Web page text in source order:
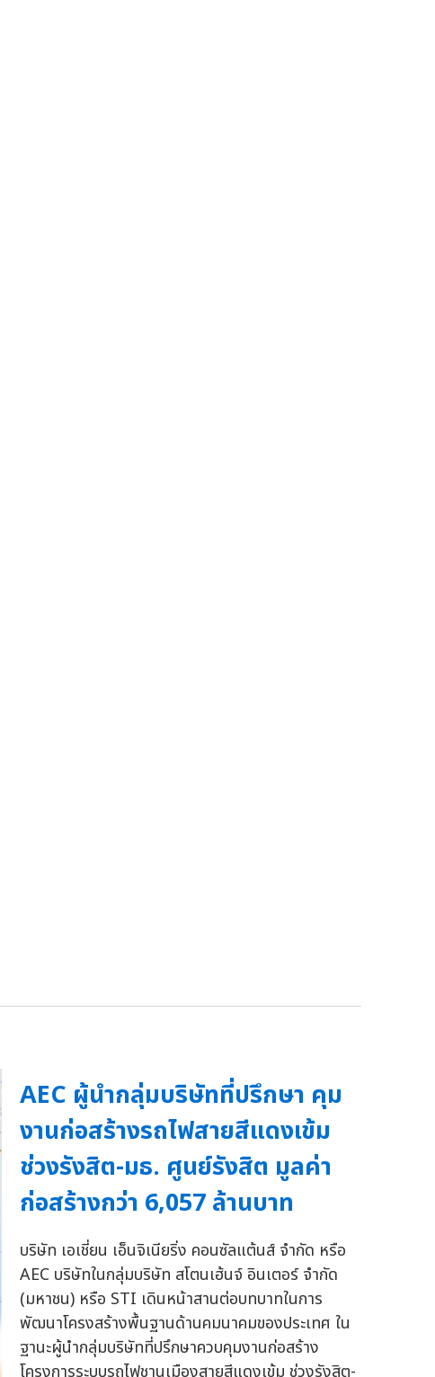
AEC ผู้นำกลุ่มบริษัทที่ปรึกษา คุม
งานก่อสร้างรถไฟสายสีแดงเข้ม
ช่วงรังสิต-มธ. ศูนย์รังสิต มูลค่า
ก่อสร้างกว่า 6,057 ล้านบาท
บริษัท เอเชี่ยน เอ็นจิเนียริ่ง คอนซัลแต้นส์ จำกัด หรือ
AEC บริษัทในกลุ่มบริษัท สโตนเฮ้นจ์ อินเตอร์ จำกัด
(มหาชน) หรือ STI เดินหน้าสานต่อบทบาทในการ
พัฒนาโครงสร้างพื้นฐานด้านคมนาคมของประเทศ ใน
ฐานะผู้นำกลุ่มบริษัทที่ปรึกษาควบคุมงานก่อสร้าง
โครงการระบบรถไฟชานเมืองสายสีแดงเข้ม ช่วงรังสิต-